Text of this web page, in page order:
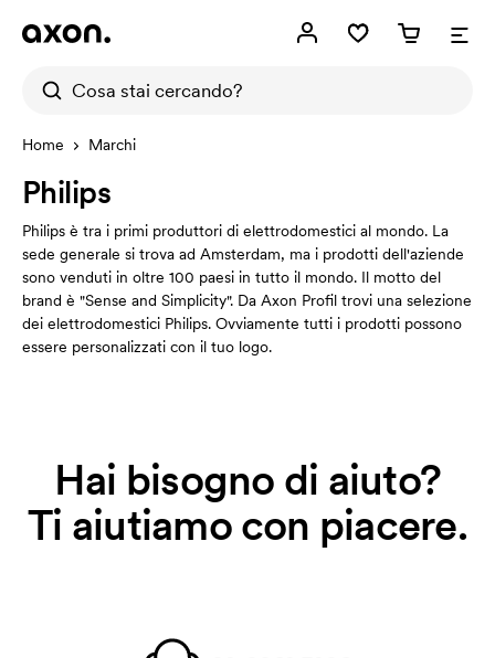
Home Marchi
Philips
Philips è tra i primi produttori di elettrodomestici al mondo. La
sede generale si trova ad Amsterdam, ma i prodotti dell'aziende
sono venduti in oltre 100 paesi in tutto il mondo. Il motto del
brand è "Sense and Simplicity". Da Axon Profil trovi una selezione
dei elettrodomestici Philips. Ovviamente tutti i prodotti possono
essere personalizzati con il tuo logo.
Hai bisogno di aiuto?
Ti aiutiamo con piacere.